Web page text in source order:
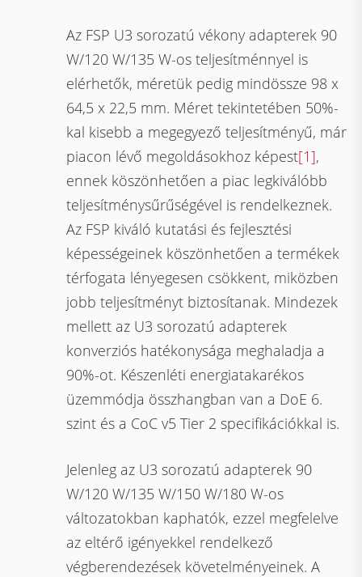
Az FSP U3 sorozatú vékony adapterek 90
W/120 W/135 W-os teljesítménnyel is
elérhetők, méretük pedig mindössze 98 x
64,5 x 22,5 mm. Méret tekintetében 50%-
kal kisebb a megegyező teljesítményű, már
piacon lévő megoldásokhoz képest[1],
ennek köszönhetően a piac legkiválóbb
teljesítménysűrűségével is rendelkeznek.
Az FSP kiváló kutatási és fejlesztési
képességeinek köszönhetően a termékek
térfogata lényegesen csökkent, miközben
jobb teljesítményt biztosítanak. Mindezek
mellett az U3 sorozatú adapterek
konverziós hatékonysága meghaladja a
90%-ot. Készenléti energiatakarékos
üzemmódja összhangban van a DoE 6.
szint és a CoC v5 Tier 2 specifikációkkal is.
Jelenleg az U3 sorozatú adapterek 90
W/120 W/135 W/150 W/180 W-os
változatokban kaphatók, ezzel megfelelve
az eltérő igényekkel rendelkező
végberendezések követelményeinek. A